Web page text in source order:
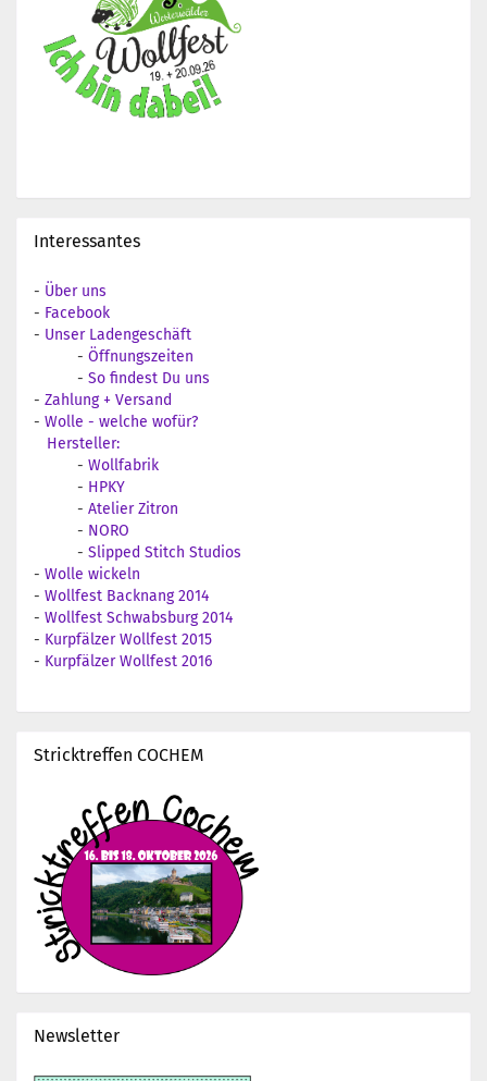
Interessantes
- Über uns
- Facebook
- Unser Ladengeschäft
- Öffnungszeiten
- So findest Du uns
- Zahlung + Versand
- Wolle - welche wofür?
Hersteller:
- Wollfabrik
- HPKY
- Atelier Zitron
- NORO
- Slipped Stitch Studios
- Wolle wickeln
- Wollfest Backnang 2014
- Wollfest Schwabsburg 2014
- Kurpfälzer Wollfest 2015
- Kurpfälzer Wollfest 2016
Stricktreffen COCHEM
Newsletter